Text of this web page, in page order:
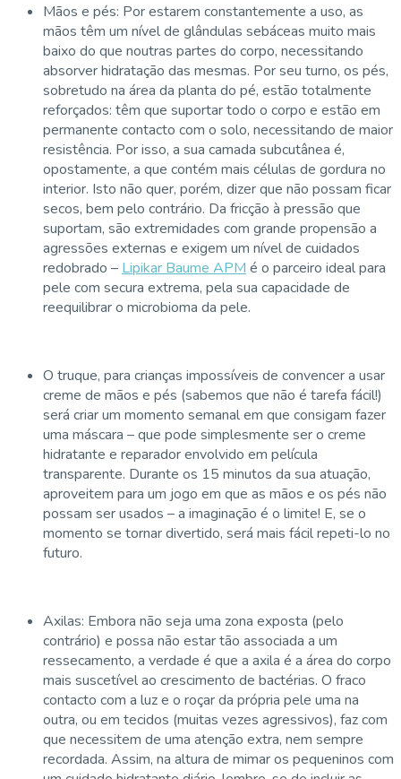
Mãos e pés: Por estarem constantemente a uso, as
mãos têm um nível de glândulas sebáceas muito mais
baixo do que noutras partes do corpo, necessitando
absorver hidratação das mesmas. Por seu turno, os pés,
sobretudo na área da planta do pé, estão totalmente
reforçados: têm que suportar todo o corpo e estão em
permanente contacto com o solo, necessitando de maior
resistência. Por isso, a sua camada subcutânea é,
opostamente, a que contém mais células de gordura no
interior. Isto não quer, porém, dizer que não possam ficar
secos, bem pelo contrário. Da fricção à pressão que
suportam, são extremidades com grande propensão a
agressões externas e exigem um nível de cuidados
redobrado – Lipikar Baume APM é o parceiro ideal para
pele com secura extrema, pela sua capacidade de
reequilibrar o microbioma da pele.
O truque, para crianças impossíveis de convencer a usar
creme de mãos e pés (sabemos que não é tarefa fácil!)
será criar um momento semanal em que consigam fazer
uma máscara – que pode simplesmente ser o creme
hidratante e reparador envolvido em película
transparente. Durante os 15 minutos da sua atuação,
aproveitem para um jogo em que as mãos e os pés não
possam ser usados – a imaginação é o limite! E, se o
momento se tornar divertido, será mais fácil repeti-lo no
futuro.
Axilas: Embora não seja uma zona exposta (pelo
contrário) e possa não estar tão associada a um
ressecamento, a verdade é que a axila é a área do corpo
mais suscetível ao crescimento de bactérias. O fraco
contacto com a luz e o roçar da própria pele uma na
outra, ou em tecidos (muitas vezes agressivos), faz com
que necessitem de uma atenção extra, nem sempre
recordada. Assim, na altura de mimar os pequeninos com